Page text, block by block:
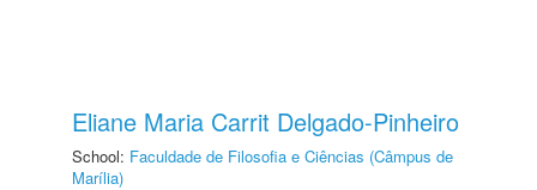
Eliane Maria Carrit Delgado-Pinheiro
School: Faculdade de Filosofia e Ciências (Câmpus de
Marília)